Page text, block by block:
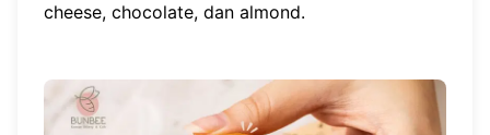
cheese, chocolate, dan almond.